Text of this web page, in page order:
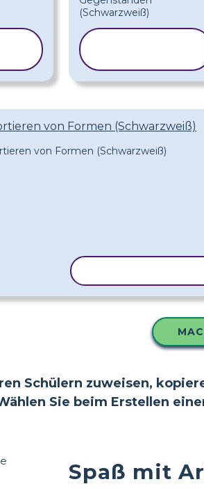
von Formen (Schwarzweiß)
Schülern zuweisen,
Sie beim Erstellen
Spaß mit